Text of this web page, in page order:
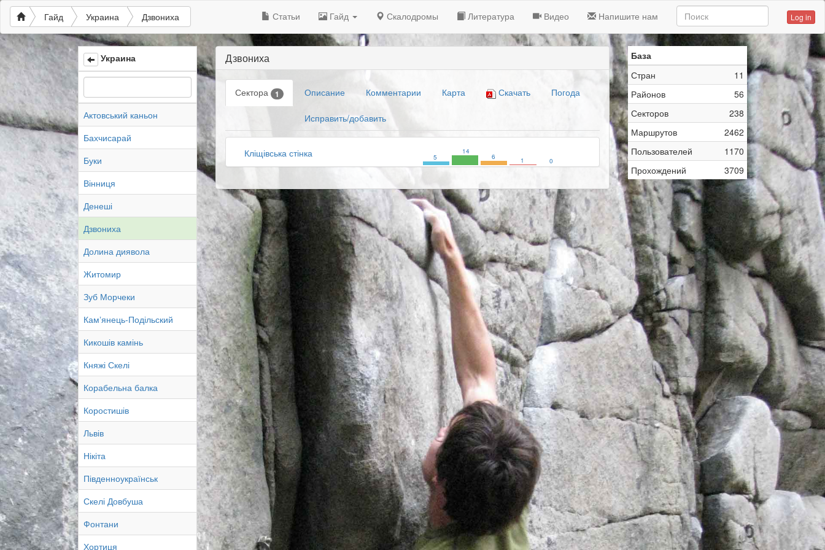
Гайд Украина Дзвониха Статьи Гайд Скалодромы Литература Видео Напишите нам Log in
Украина
Актовський каньон
Бахчисарай
Буки
Вінниця
Денеші
Дзвониха
Долина диявола
Житомир
Зуб Морчеки
Камʼянець-Подільский
Кикошів камінь
Княжі Скелі
Корабельна балка
Коростишів
Львів
Нікіта
Південноукраїнськ
Скелі Довбуша
Фонтани
Хортиця
Дзвониха
Сектора 1 Описание Комментарии Карта Скачать Погода
Исправить/добавить
Кліщівська стінка 5
14
6 1 0
База
Стран
11
Районов
56
Секторов
238
Маршрутов
2462
Пользователей
1170
Прохождений
3709